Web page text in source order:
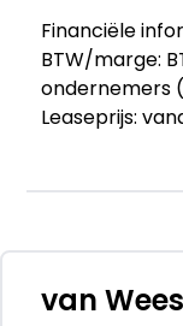
Financiële
BTW/marge:
ondernemers
Leaseprijs:
Optioneel
Afleverpakket
van